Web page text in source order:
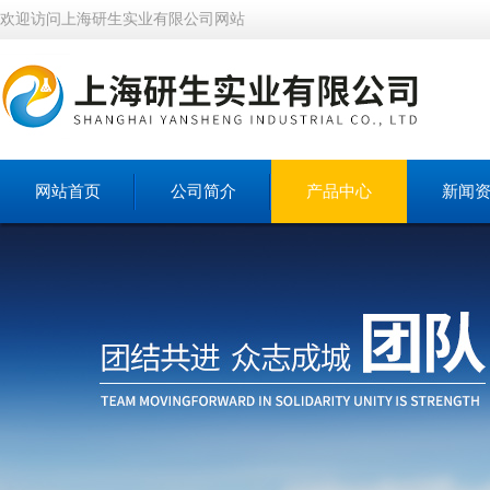
欢迎访问上海研生实业有限公司网站
网站首页 公司简介 产品中心 新闻